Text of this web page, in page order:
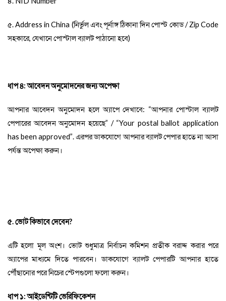
৫.Address inChina (নির্ভুল এবং পূর্নাঙ্গ ঠিকানা দিন পোস্ট কোড /Zip Code
সহকারে, যেখানে পোস্টাল ব্যালট পাঠানো হবে)
ধাপ ৪: আবেদন অনুমোদনের জন্য অপেক্ষা
আপনার আবেদন অনুমোদন হলে অ্যাপে দেখাবে: “আপনার পোস্টাল ব্যালট
পেপারের আবেদন অনুমোদন হয়েছে” / “Your postal ballot application
has been approved”.এরপর ডাকযোগে আপনার ব্যালট পেপার হাতে না আসা
পর্যন্ত অপেক্ষা করুন।
৫. ভোট কিভাবে দেবেন?
এটি হলো মূল অংশ। ভোট শুধুমাত্র নির্বাচন কমিশন প্রতীক বরাদ্দ করার পরে
অ্যাপের মাধ্যমে দিতে পারবেন । ডাকযোগে ব্যালট পেপারটি আপনার হাতে
পৌঁছানোর পরে নিচের স্টেপগুলো ফলো করুন।
ধাপ ১: আইডেন্টিটি ভেরিফিকেশন